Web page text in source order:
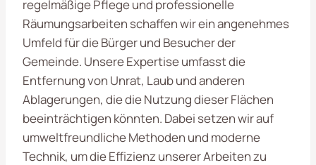
regelmäßige Pflege und professionelle
Räumungsarbeiten schaffen wir ein angenehmes
Umfeld für die Bürger und Besucher der
Gemeinde. Unsere Expertise umfasst die
Entfernung von Unrat, Laub und anderen
Ablagerungen, die die Nutzung dieser Flächen
beeinträchtigen könnten. Dabei setzen wir auf
umweltfreundliche Methoden und moderne
Technik, um die Effizienz unserer Arbeiten zu